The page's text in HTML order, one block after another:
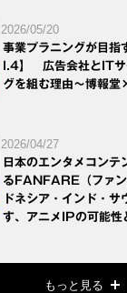
2026/05/20
事業プラニングが目指
l.4】 広告会社とITサ
グを組む理由～博報
2026/04/27
日本のエンタメコンテ
るFANFARE（ファ
ドネシア・インド・
す、アニメIPの可能性
もっと見る